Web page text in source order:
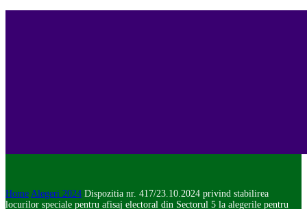
Home Alegeri 2024 Dispozitia nr. 417/23.10.2024 privind stabilirea
locurilor speciale pentru afisaj electoral din Sectorul 5 la alegerile pentru